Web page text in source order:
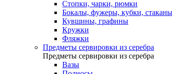
Стопки, чарки, рюмки
Бокалы, фужеры, кубки, стаканы
Кувшины, графины
Кружки
Фляжки
Предметы сервировки из серебра
Предметы сервировки из серебра
Вазы